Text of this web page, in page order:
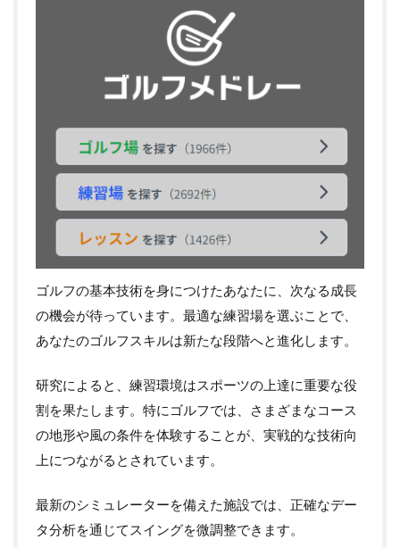
ゴルフの基本技術を身につけたあなたに、次なる成長
の機会が待っています。最適な練習場を選ぶことで、
あなたのゴルフスキルは新たな段階へと進化します。
研究によると、練習環境はスポーツの上達に重要な役
割を果たします。特にゴルフでは、さまざまなコース
の地形や風の条件を体験することが、実戦的な技術向
上につながるとされています。
最新のシミュレーターを備えた施設では、正確なデー
タ分析を通じてスイングを微調整できます。